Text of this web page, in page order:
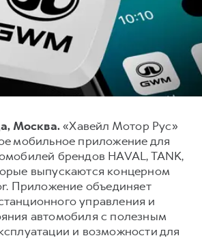
от 4 799 000 ₽
КЛИЕНТАМ
ОБСЛУЖИВАНИЕ
на дороге»
обслуживания
GWM
Защита+»
Москва.«Хавейл Мотор Рус»
мобильное приложение для
брендов HAVAL, TANK,
выпускаются концерном
Приложение объединяет
управления и
автомобиля с полезным
и возможности для